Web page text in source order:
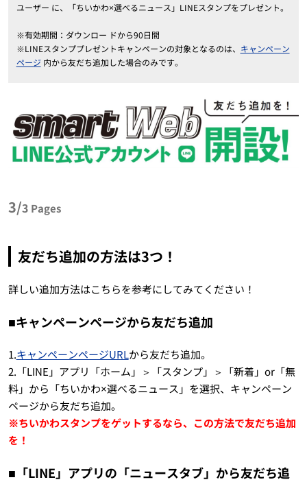
ユーザー に、「ちいかわ×選べるニュース」LINEスタンプをプレゼント。
※有効期間：ダウンロー ドから90日間
※LINEスタンププレゼントキャンペーンの対象となるのは、 キャンペーン
ページ 内から友だち追加した場合のみです。
3/3 Pages
友だち追加の方法は3つ！
詳しい追加方法はこちらを参考にしてみてください！
■キャンペーンページから友だち追加
1.キャンペーンページURLから友だち追加。
2.「LINE」アプリ「ホーム」＞「スタンプ」＞「新着」or「無
料」から「ちいかわ×選べるニュース」を選択、キャンペーン
ページから友だち追加。
※ちいかわスタンプをゲットするなら、この方法で友だち追加
を！
■「LINE」アプリの「ニュースタブ」から友だち追